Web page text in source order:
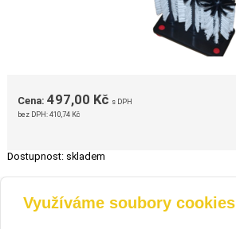
Cena: 497,00 Kč s DPH
bez DPH:410,74 Kč
Dostupnost: skladem
Využíváme soubory cookies